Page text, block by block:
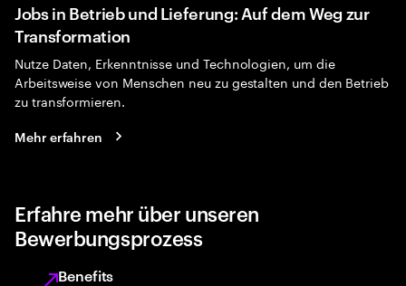
Jobs in Betrieb und Lieferung: Auf dem Weg zur
Transformation
Nutze Daten, Erkenntnisse und Technologien, um die
Arbeitsweise von Menschen neu zu gestalten und den Betrieb
zu transformieren.
Mehr erfahren
Erfahre mehr über unseren
Bewerbungsprozess
Benefits